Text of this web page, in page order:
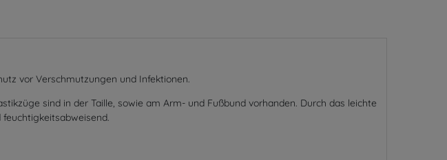
vor Verschmutzungen und Infektionen.
sind in der Taille, sowie am Arm- und Fußbund vorhanden. Durch das leichte